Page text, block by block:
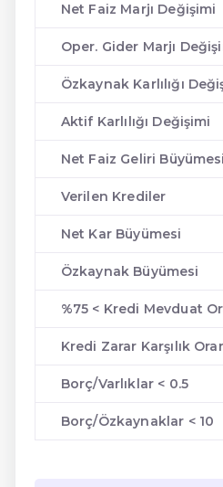
Net Faiz Marjı Değişimi
Oper. Gider Marjı
Özkaynak Karlılığı
Aktif Karlılığı Değişimi
Net Faiz Geliri Büyümesi
Verilen Krediler
Net Kar Büyümesi
Özkaynak Büyümesi
%75 < Kredi Mevduat
Kredi Zarar Karşılık
Borç/Varlıklar < 0.5
Borç/Özkaynaklar < 10